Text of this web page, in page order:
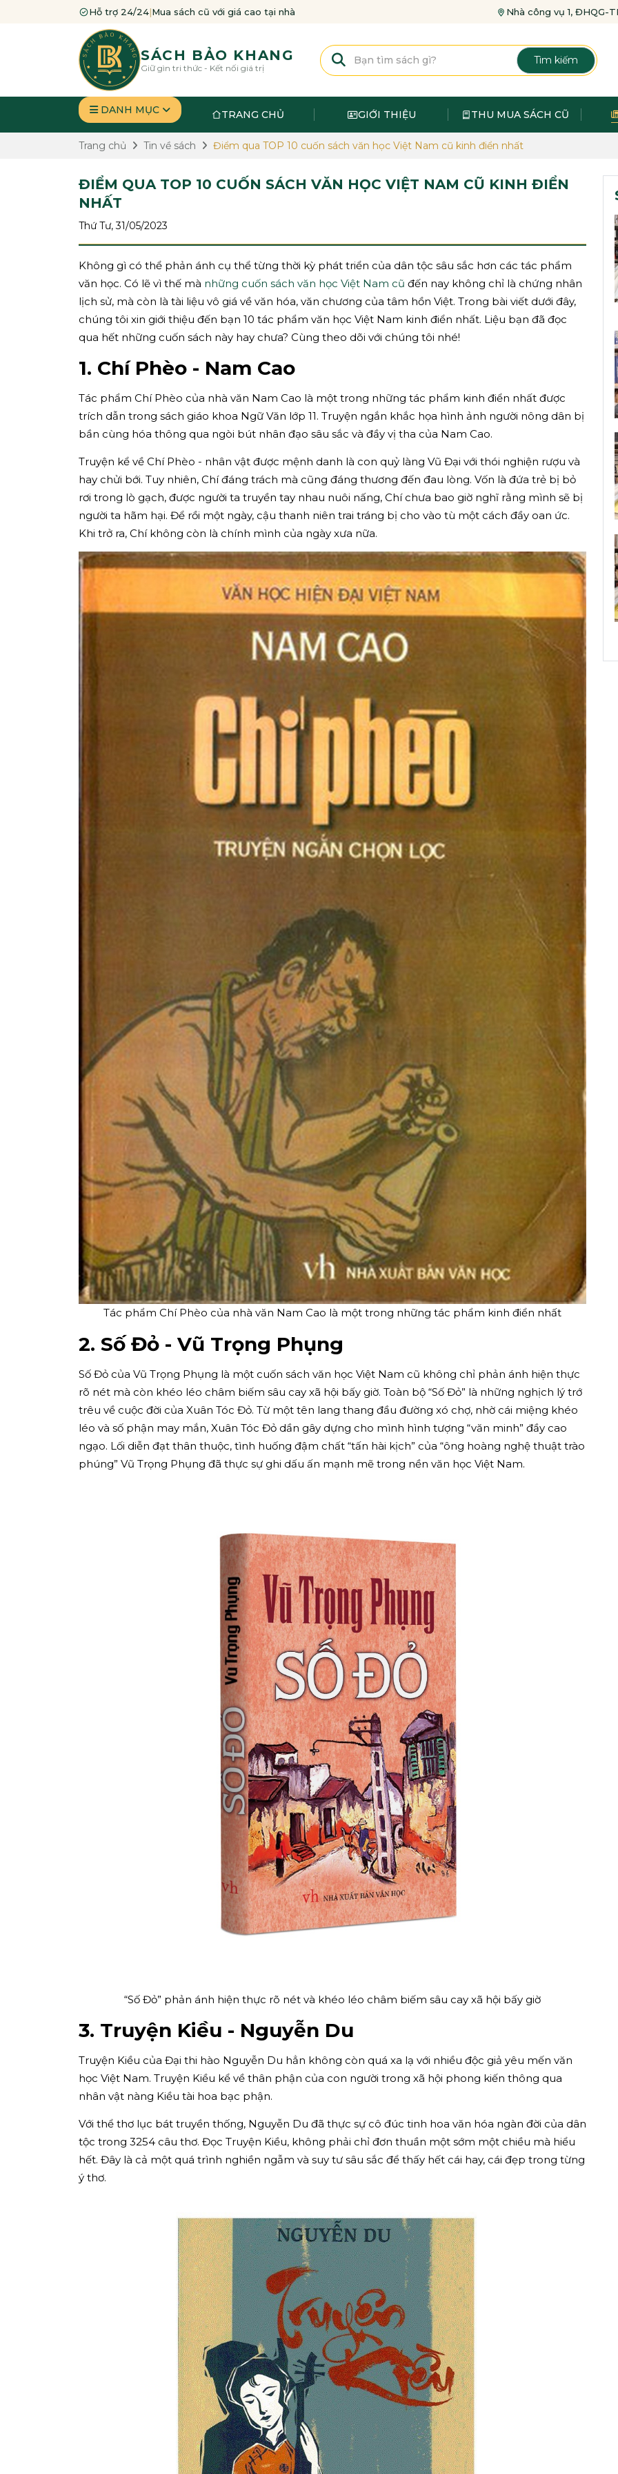
Hỗ trợ 24/24|Mua sách cũ với giá cao tại nhà Nhà công vụ 1, ĐHQG-
SÁCH BẢO KHANG
Giữ gìn tri thức - Kết nối giá trị
Tìm kiếm
DANH MỤC TRANG CHỦ GIỚI THIỆU THU MUA SÁCH CŨ
Trang chủ Tin về sách Điểm qua TOP 10 cuốn sách văn học Việt Nam cũ kinh điển nhất
ĐIỂM QUA TOP 10 CUỐN SÁCH VĂN HỌC VIỆT NAM CŨ KINH ĐIỂN
NHẤT
Thứ Tư, 31/05/2023
Không gì có thể phản ánh cụ thể từng thời kỳ phát triển của dân tộc sâu sắc hơn các tác phẩm
văn học. Có lẽ vì thế mà những cuốn sách văn học Việt Nam cũ đến nay không chỉ là chứng nhân
lịch sử, mà còn là tài liệu vô giá về văn hóa, văn chương của tâm hồn Việt. Trong bài viết dưới đây,
chúng tôi xin giới thiệu đến bạn 10 tác phẩm văn học Việt Nam kinh điển nhất. Liệu bạn đã đọc
qua hết những cuốn sách này hay chưa? Cùng theo dõi với chúng tôi nhé!
1. Chí Phèo - Nam Cao
Tác phẩm Chí Phèo của nhà văn Nam Cao là một trong những tác phẩm kinh điển nhất được
trích dẫn trong sách giáo khoa Ngữ Văn lớp 11. Truyện ngắn khắc họa hình ảnh người nông dân bị
bần cùng hóa thông qua ngòi bút nhân đạo sâu sắc và đầy vị tha của Nam Cao.
Truyện kể về Chí Phèo - nhân vật được mệnh danh là con quỷ làng Vũ Đại với thói nghiện rượu và
hay chửi bới. Tuy nhiên, Chí đáng trách mà cũng đáng thương đến đau lòng. Vốn là đứa trẻ bị bỏ
rơi trong lò gạch, được người ta truyền tay nhau nuôi nấng, Chí chưa bao giờ nghĩ rằng mình sẽ bị
người ta hãm hại. Để rồi một ngày, cậu thanh niên trai tráng bị cho vào tù một cách đầy oan ức.
Khi trở ra, Chí không còn là chính mình của ngày xưa nữa.
Tác phẩm Chí Phèo của nhà văn Nam Cao là một trong những tác phẩm kinh điển nhất
2. Số Đỏ - Vũ Trọng Phụng
Số Đỏ của Vũ Trọng Phụng là một cuốn sách văn học Việt Nam cũ không chỉ phản ánh hiện thực
rõ nét mà còn khéo léo châm biếm sâu cay xã hội bấy giờ. Toàn bộ “Số Đỏ” là những nghịch lý trớ
trêu về cuộc đời của Xuân Tóc Đỏ. Từ một tên lang thang đầu đường xó chợ, nhờ cái miệng khéo
léo và số phận may mắn, Xuân Tóc Đỏ dần gây dựng cho mình hình tượng “văn minh” đầy cao
ngạo. Lối diễn đạt thân thuộc, tình huống đậm chất “tấn hài kịch” của “ông hoàng nghệ thuật trào
phúng” Vũ Trọng Phụng đã thực sự ghi dấu ấn mạnh mẽ trong nền văn học Việt Nam.
“Số Đỏ” phản ánh hiện thực rõ nét và khéo léo châm biếm sâu cay xã hội bấy giờ
3. Truyện Kiều - Nguyễn Du
Truyện Kiều của Đại thi hào Nguyễn Du hẳn không còn quá xa lạ với nhiều độc giả yêu mến văn
học Việt Nam. Truyện Kiều kể về thân phận của con người trong xã hội phong kiến thông qua
nhân vật nàng Kiều tài hoa bạc phận.
Với thể thơ lục bát truyền thống, Nguyễn Du đã thực sự cô đúc tinh hoa văn hóa ngàn đời của dân
tộc trong 3254 câu thơ. Đọc Truyện Kiều, không phải chỉ đơn thuần một sớm một chiều mà hiểu
hết. Đây là cả một quá trình nghiền ngẫm và suy tư sâu sắc để thấy hết cái hay, cái đẹp trong từng
ý thơ.